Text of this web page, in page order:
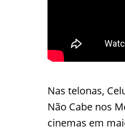
Nas telonas,
Não Cabe nos
cinemas em